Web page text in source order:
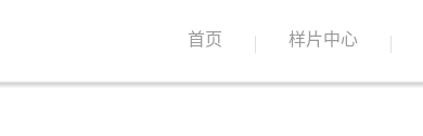
首页 样片中心